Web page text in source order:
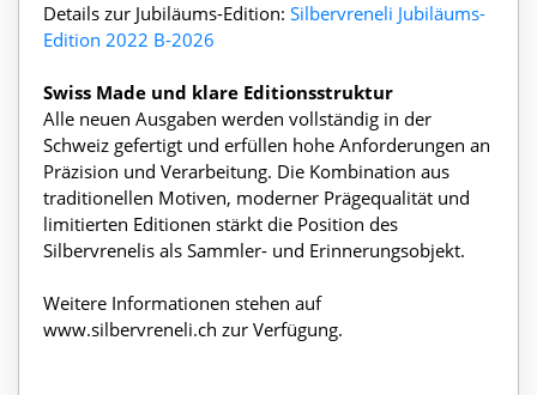
Details zur Jubiläums-Edition: Silbervreneli Jubiläums-
Edition 2022 B-2026
Swiss Made und klare Editionsstruktur
Alle neuen Ausgaben werden vollständig in der
Schweiz gefertigt und erfüllen hohe Anforderungen an
Präzision und Verarbeitung. Die Kombination aus
traditionellen Motiven, moderner Prägequalität und
limitierten Editionen stärkt die Position des
Silbervrenelis als Sammler- und Erinnerungsobjekt.
Weitere Informationen stehen auf
www.silbervreneli.ch zur Verfügung.